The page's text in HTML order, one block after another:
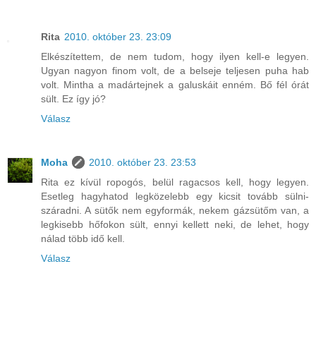
Rita 2010. október 23. 23:09
Elkészítettem, de nem tudom, hogy ilyen kell-e legyen.
Ugyan nagyon finom volt, de a belseje teljesen puha hab
volt. Mintha a madártejnek a galuskáit enném. Bő fél órát
sült. Ez így jó?
Válasz
Moha
2010. október 23. 23:53
Rita ez kívül ropogós, belül ragacsos kell, hogy legyen.
Esetleg hagyhatod legközelebb egy kicsit tovább sülni-
száradni. A sütők nem egyformák, nekem gázsütőm van, a
legkisebb hőfokon sült, ennyi kellett neki, de lehet, hogy
nálad több idő kell.
Válasz